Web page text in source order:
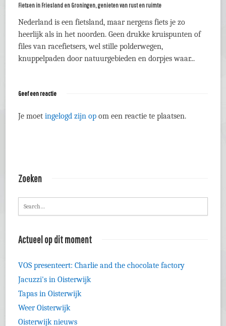
Fietsen in Friesland en Groningen, genieten van rust en ruimte
Nederland is een fietsland, maar nergens fiets je zo
heerlijk als in het noorden. Geen drukke kruispunten of
files van racefietsers, wel stille polderwegen,
knuppelpaden door natuurgebieden en dorpjes waar...
Geef een reactie
Je moetingelogd zijn op om een reactie te plaatsen.
Zoeken
Actueel op dit moment
VOS presenteert: Charlie and the chocolate factory
Jacuzzi's in Oisterwijk
Tapas in Oisterwijk
Weer Oisterwijk
Oisterwijk nieuws